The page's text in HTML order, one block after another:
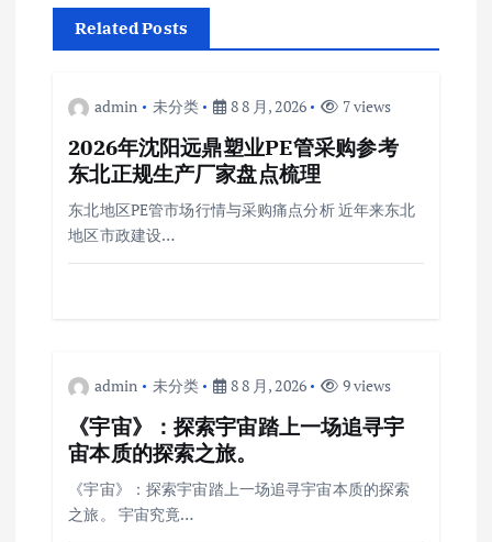
Related Posts
admin 未分类 8 8 月, 2026 7 views
2026年沈阳远鼎塑业PE管采购参考
东北正规生产厂家盘点梳理
东北地区PE管市场行情与采购痛点分析 近年来东北
地区市政建设…
admin 未分类 8 8 月, 2026 9 views
《宇宙》：探索宇宙踏上一场追寻宇
宙本质的探索之旅。
《宇宙》：探索宇宙踏上一场追寻宇宙本质的探索
之旅。 宇宙究竟…